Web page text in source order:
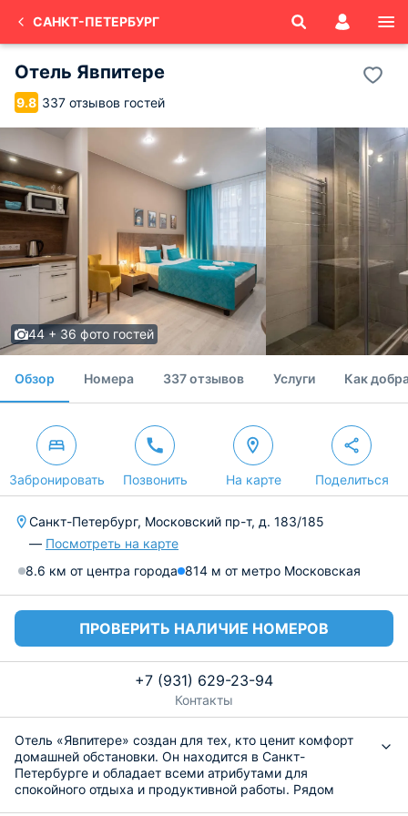
САНКТ-ПЕТЕРБУРГ
Отель Явпитере
9.8 337 отзывов гостей
44 + 36 фото гостей
Обзор Номера 337 отзывов Услуги Как
Забронировать Позвонить На карте Поделиться
Санкт-Петербург, Московский пр-т, д. 183/185
— Посмотреть на карте
8.6 км от центра города 814 м от метро Московская
ПРОВЕРИТЬ НАЛИЧИЕ НОМЕРОВ
+7 (931) 629-23-94
Контакты
Отель «Явпитере» создан для тех, кто ценит комфорт
домашней обстановки. Он находится в Санкт-
Петербурге и обладает всеми атрибутами для
спокойного отдыха и продуктивной работы. Рядом